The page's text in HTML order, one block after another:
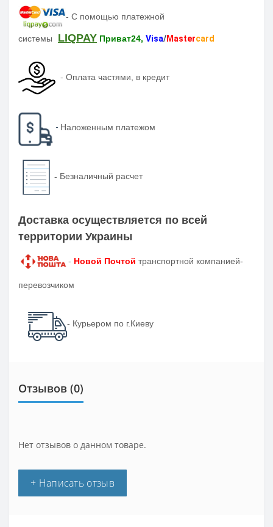
- С помощью платежной
системы LIQPAY Приват24, Visa/Mastercard
- Оплата частями, в кредит
- Наложенным платежом
- Безналичный расчет
Доставка осуществляется по всей
территории Украины
- Новой Почтой транспортной компанией-
перевозчиком
- Курьером по г.Киеву
Отзывов (0)
Нет отзывов о данном товаре.
+ Написать отзыв